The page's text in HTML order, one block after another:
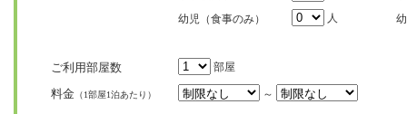
幼児（食事のみ）
人
ご利用部屋数 部屋
料金 （1部屋1泊あたり） ～